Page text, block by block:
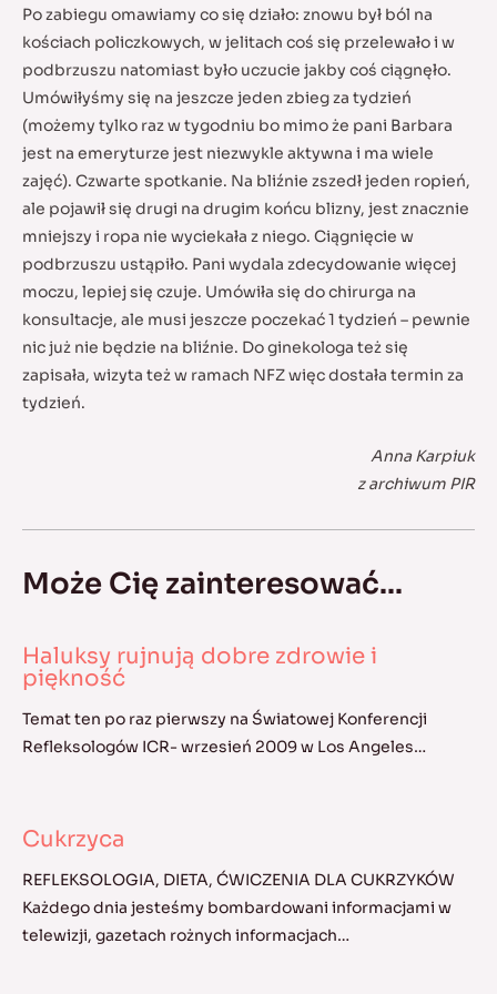
Po zabiegu omawiamy co się działo: znowu był ból na
kościach policzkowych, w jelitach coś się przelewało i w
podbrzuszu natomiast było uczucie jakby coś ciągnęło.
Umówiłyśmy się na jeszcze jeden zbieg za tydzień
(możemy tylko raz w tygodniu bo mimo że pani Barbara
jest na emeryturze jest niezwykle aktywna i ma wiele
zajęć). Czwarte spotkanie. Na bliźnie zszedł jeden ropień,
ale pojawił się drugi na drugim końcu blizny, jest znacznie
mniejszy i ropa nie wyciekała z niego. Ciągnięcie w
podbrzuszu ustąpiło. Pani wydala zdecydowanie więcej
moczu, lepiej się czuje. Umówiła się do chirurga na
konsultacje, ale musi jeszcze poczekać 1 tydzień – pewnie
nic już nie będzie na bliźnie. Do ginekologa też się
zapisała, wizyta też w ramach NFZ więc dostała termin za
tydzień.
Anna Karpiuk
z archiwum PIR
Może Cię zainteresować...
Haluksy rujnują dobre zdrowie i
piękność
Temat ten po raz pierwszy na Światowej Konferencji
Refleksologów ICR- wrzesień 2009 w Los Angeles…
Cukrzyca
REFLEKSOLOGIA, DIETA, ĆWICZENIA DLA CUKRZYKÓW
Każdego dnia jesteśmy bombardowani informacjami w
telewizji, gazetach rożnych informacjach…